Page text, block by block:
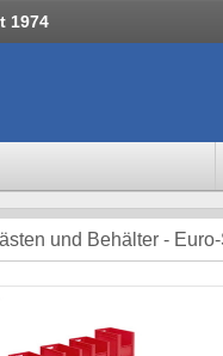
1974
und Behälter -